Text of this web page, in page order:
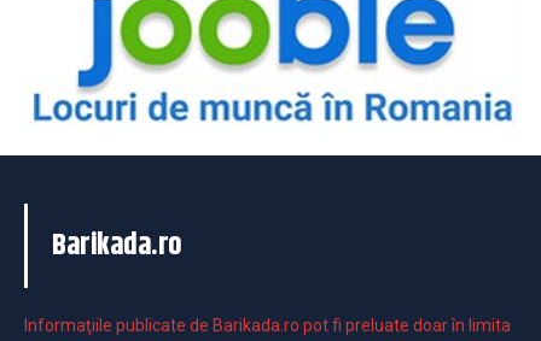
Barikada.ro
Informaţiile publicate de Barikada.ro pot fi preluate doar în limita